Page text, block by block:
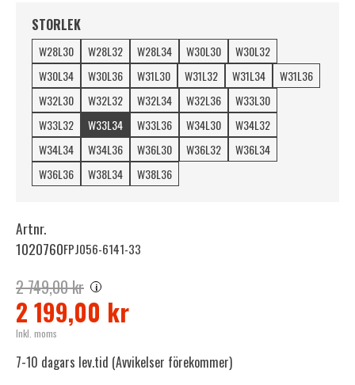
STORLEK
W28L30 W28L32 W28L34 W30L30
W30L32
W30L34
W30L36 W31L30 W31L32 W31L34
W31L36
W32L30
W32L32 W32L34 W32L36
W33L30
W33L32
W33L34 W33L36 W34L30
W34L32
W34L34
W34L36 W36L30 W36L32
W36L34
W36L36
W38L34 W38L36
Artnr.
1020760FPJ056-6141-33
2 749,00 kr i
2 199,00 kr
Inkl. moms
7-10 dagars lev.tid (Avvikelser förekommer)